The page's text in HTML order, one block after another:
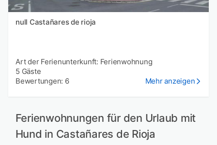
null Castañares de rioja
Art der Ferienunterkunft: Ferienwohnung
5 Gäste
Bewertungen: 6
Mehr anzeigen
Ferienwohnungen für den Urlaub mit
Hund in Castañares de Rioja